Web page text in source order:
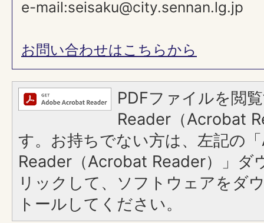
e-mail:seisaku@city.sennan.lg.jp
​​​​​​​お問い合わせはこちらから
PDFファイルを閲
Reader（Acrobat
す。お持ちでない方は、左記の
Reader（Acrobat Reader）」ダ
リックして、ソフトウェアをダ
トールしてください。